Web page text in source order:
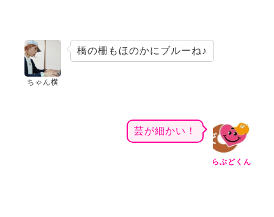
ちゃん横
橋の柵もほのかにブルーね♪
らぶどくん
芸が細かい！